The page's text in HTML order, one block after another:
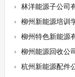
林洋能源子公司
柳州新能源培训
柳州特色新能源
柳州能源回收公
杭州新能源配件